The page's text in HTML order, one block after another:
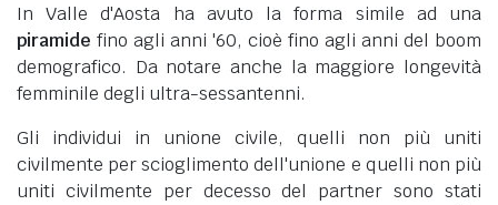
In Valle d'Aosta ha avuto la forma simile ad una
piramide fino agli anni '60, cioè fino agli anni del boom
demografico. Da notare anche la maggiore longevità
femminile degli ultra-sessantenni.
Gli individui in unione civile, quelli non più uniti
civilmente per scioglimento dell'unione e quelli non più
uniti civilmente per decesso del partner sono stati